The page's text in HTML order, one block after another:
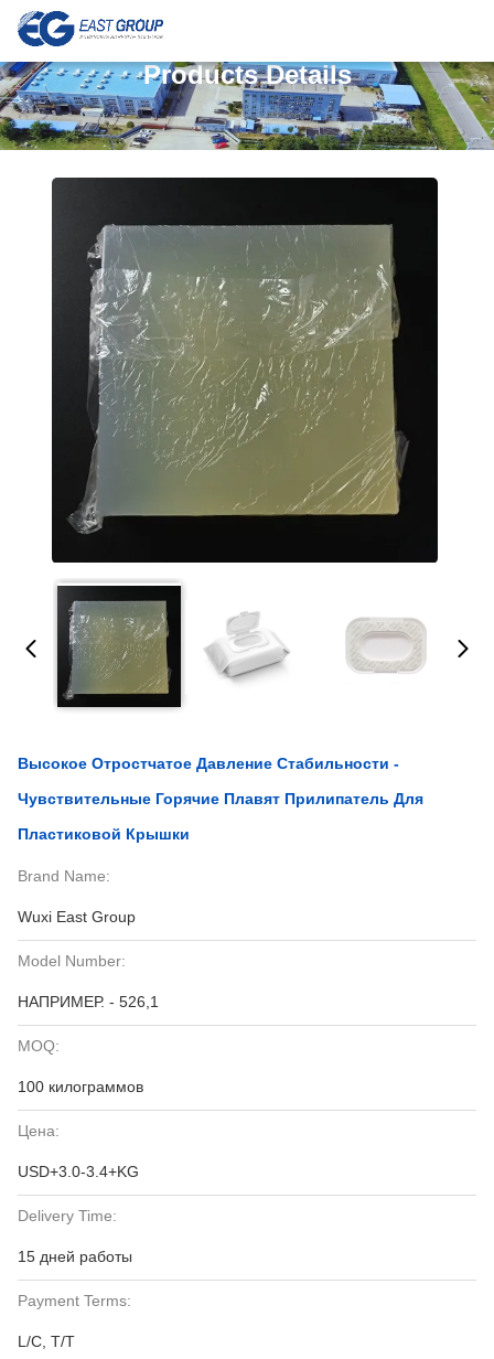
Products Details
Высокое Отростчатое Давление Стабильности -
Чувствительные Горячие Плавят Прилипатель Для
Пластиковой Крышки
Brand Name:
Wuxi East Group
Model Number:
НАПРИМЕР. - 526,1
MOQ:
100 килограммов
Цена:
USD+3.0-3.4+KG
Delivery Time:
15 дней работы
Payment Terms:
L/C, T/T